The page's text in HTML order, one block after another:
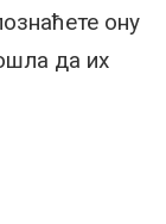
ону
да их